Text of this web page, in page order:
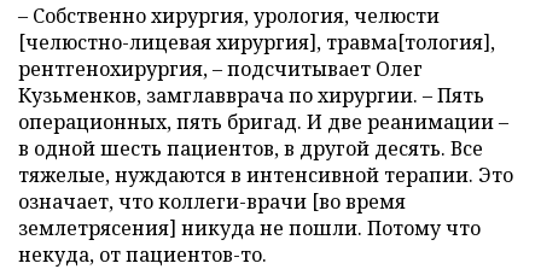
– Собственно хирургия, урология, челюсти
[челюстно-лицевая хирургия], травма[тология],
рентгенохирургия, – подсчитывает Олег
Кузьменков, замглавврача по хирургии. – Пять
операционных, пять бригад. И две реанимации –
в одной шесть пациентов, в другой десять. Все
тяжелые, нуждаются в интенсивной терапии. Это
означает, что коллеги-врачи [во время
землетрясения] никуда не пошли. Потому что
некуда, от пациентов-то.